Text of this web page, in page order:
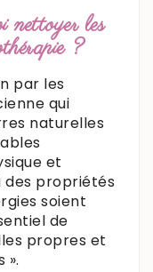
les
?
par les
qui
naturelles
et
des propriétés
soient
de
propres et
».